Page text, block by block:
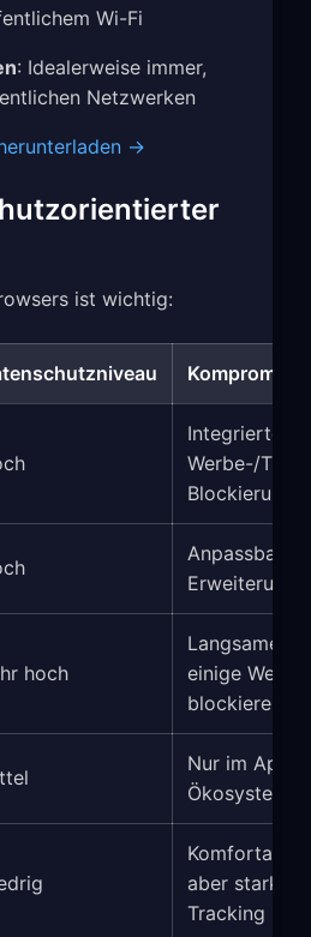
Wi-Fi
: Idealerweise immer,
Netzwerken
→
ist wichtig:
Integrierte
Werbe-/
Blockierung
Anpassbar,
hoch
Langsamer,
einige
blockieren
Nur im
Ökosystem
Komfortabel,
aber starkes
Tracking